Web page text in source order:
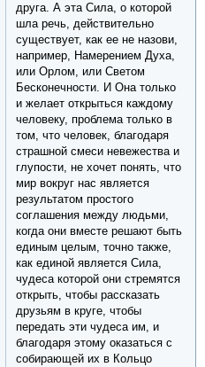
друга. А эта Сила, о которой
шла речь, действительно
существует, как ее не назови,
например, Намерением Духа,
или Орлом, или Светом
Бесконечности. И Она только
и желает открыться каждому
человеку, проблема только в
том, что человек, благодаря
страшной смеси невежества и
глупости, не хочет понять, что
мир вокруг нас является
результатом простого
соглашения между людьми,
когда они вместе решают быть
единым целым, точно также,
как единой является Сила,
чудеса которой они стремятся
открыть, чтобы рассказать
друзьям в круге, чтобы
передать эти чудеса им, и
благодаря этому оказаться с
собирающей их в Кольцо